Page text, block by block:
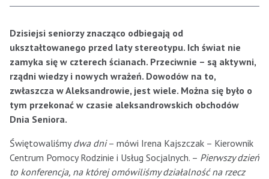
Dzisiejsi seniorzy znacząco odbiegają od
ukształtowanego przed laty stereotypu. Ich świat nie
zamyka się w czterech ścianach. Przeciwnie – są aktywni,
rządni wiedzy i nowych wrażeń. Dowodów na to,
zwłaszcza w Aleksandrowie, jest wiele. Można się było o
tym przekonać w czasie aleksandrowskich obchodów
Dnia Seniora.
Świętowaliśmydwa dni– mówi Irena Kajszczak – Kierownik
Centrum Pomocy Rodzinie i Usług Socjalnych. – Pierwszy dzień
to konferencja, na której omówiliśmy działalność na rzecz